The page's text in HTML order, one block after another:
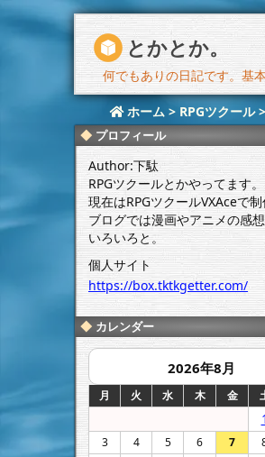
とかとか。
何でもありの日記です。基
ホーム > RPGツクール>
プロフィール
Author:下駄
RPGツクールとかやってます。
現在はRPGツクールVXAceで制
ブログでは漫画やアニメの感
いろいろと。
個人サイト
https://box.tktkgetter.com/
カレンダー
2026年8月
月 火 水 木 金
1
3
4 5 6 7